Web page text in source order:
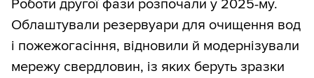
Роботи другої фази розпочали у 2025-му.
Облаштували резервуари для очищення вод
і пожежогасіння, відновили й модернізували
мережу свердловин, із яких беруть зразки